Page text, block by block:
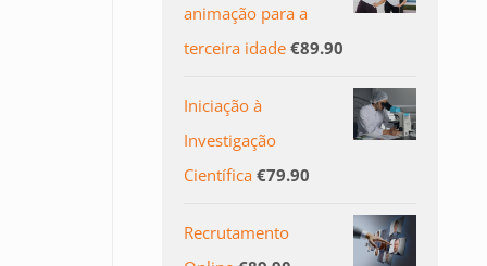
animação para a
terceira idade €89.90
Iniciação à
Investigação
Científica €79.90
Recrutamento